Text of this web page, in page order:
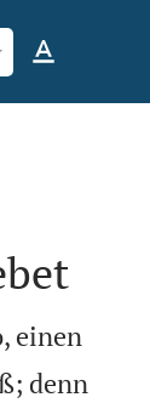
Begriff suchen
einen
denn